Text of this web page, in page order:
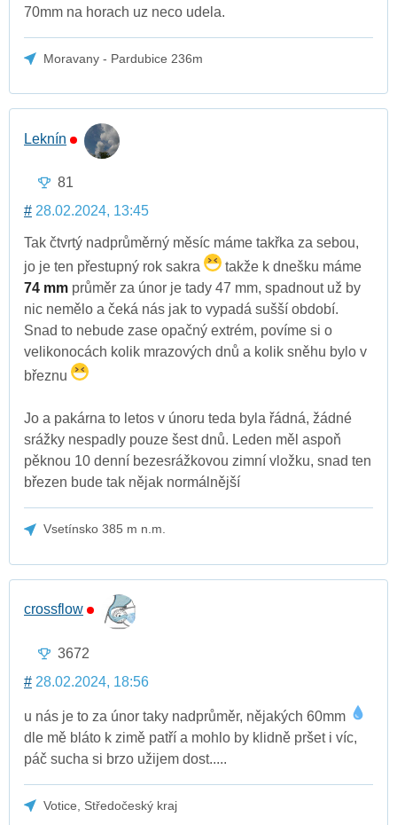
70mm na horach uz neco udela.
Moravany - Pardubice 236m
Leknín
81
# 28.02.2024, 13:45
Tak čtvrtý nadprůměrný měsíc máme takřka za sebou,
jo je ten přestupný rok sakra
takže k dnešku máme
74 mm průměr za únor je tady 47 mm, spadnout už by
nic nemělo a čeká nás jak to vypadá sušší období.
Snad to nebude zase opačný extrém, povíme si o
velikonocách kolik mrazových dnů a kolik sněhu bylo v
březnu
Jo a pakárna to letos v únoru teda byla řádná, žádné
srážky nespadly pouze šest dnů. Leden měl aspoň
pěknou 10 denní bezesrážkovou zimní vložku, snad ten
březen bude tak nějak normálnější
Vsetínsko 385 m n.m.
crossflow
3672
# 28.02.2024, 18:56
u nás je to za únor taky nadprůměr, nějakých 60mm
dle mě bláto k zimě patří a mohlo by klidně pršet i víc,
páč sucha si brzo užijem dost.....
Votice, Středočeský kraj